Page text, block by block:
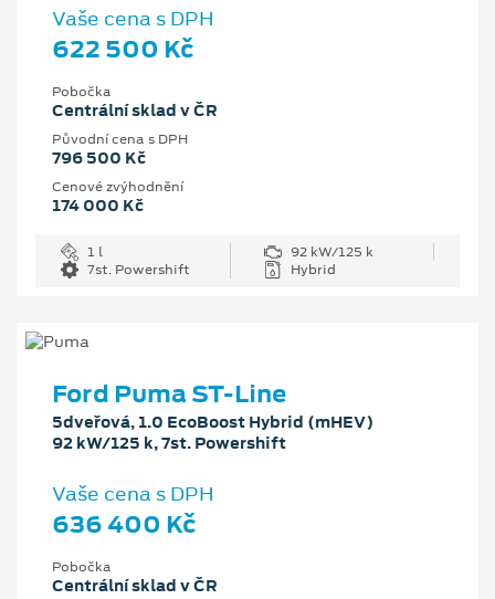
Vaše cena s DPH
622 500 Kč
Pobočka
Centrální sklad v ČR
Původní cena s DPH
796 500 Kč
Cenové zvýhodnění
174 000 Kč
1 l
92 kW/125 k
7st. Powershift
Hybrid
Ford Puma ST-Line
5dveřová, 1.0 EcoBoost Hybrid (mHEV)
92 kW/125 k, 7st. Powershift
Vaše cena s DPH
636 400 Kč
Pobočka
Centrální sklad v ČR